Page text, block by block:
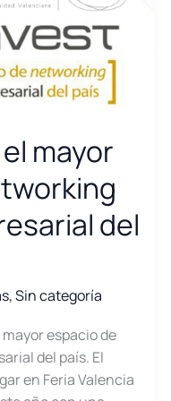
mayor
del
,Sin categoría
mayor espacio de
del país. El
en Feria Valencia